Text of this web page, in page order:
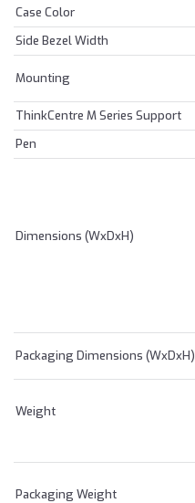
Case Color
Side Bezel Width
Mounting
ThinkCentre M Series Support
Pen
Dimensions (WxDxH)
Packaging Dimensions (WxDxH)
Weight
Packaging Weight